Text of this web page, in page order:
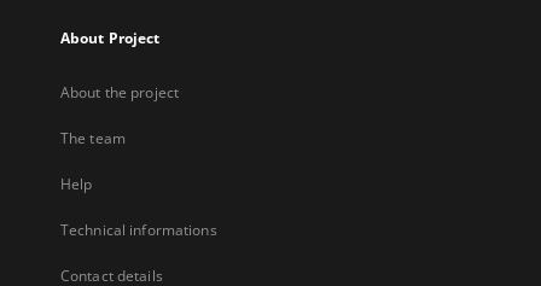
About Project
About the project
The team
Help
Technical informations
Contact details